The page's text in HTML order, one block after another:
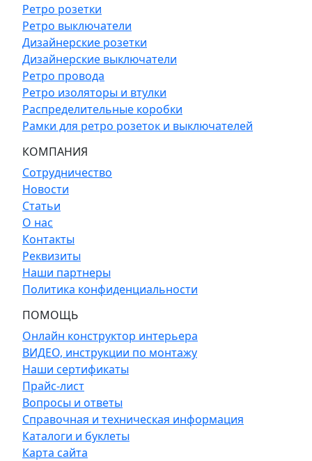
Ретро розетки
Ретро выключатели
Дизайнерские розетки
Дизайнерские выключатели
Ретро провода
Ретро изоляторы и втулки
Распределительные коробки
Рамки для ретро розеток и выключателей
КОМПАНИЯ
Сотрудничество
Новости
Статьи
О нас
Контакты
Реквизиты
Наши партнеры
Политика конфиденциальности
ПОМОЩЬ
Онлайн конструктор интерьера
ВИДЕО, инструкции по монтажу
Наши сертификаты
Прайс-лист
Вопросы и ответы
Справочная и техническая информация
Каталоги и буклеты
Карта сайта